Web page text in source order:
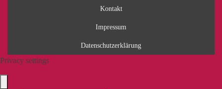
Kontakt
Impressum
Datenschutzerklärung
Privacy settings